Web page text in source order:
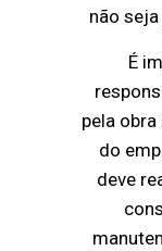
não
É
pela
do
deve